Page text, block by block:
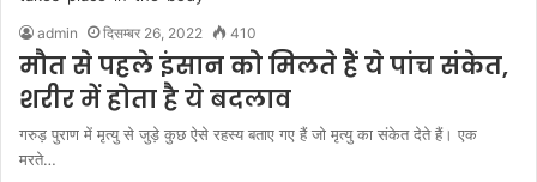
admin दिसम्बर 26, 2022 410
मौत से पहले इंसान को मिलते हैं ये पांच संकेत,
शरीर में होता है ये बदलाव
गरुड़ पुराण में मृत्यु से जुड़े कुछ ऐसे रहस्य बताए गए हैं जो मृत्यु का संकेत देते हैं। एक
मरते…